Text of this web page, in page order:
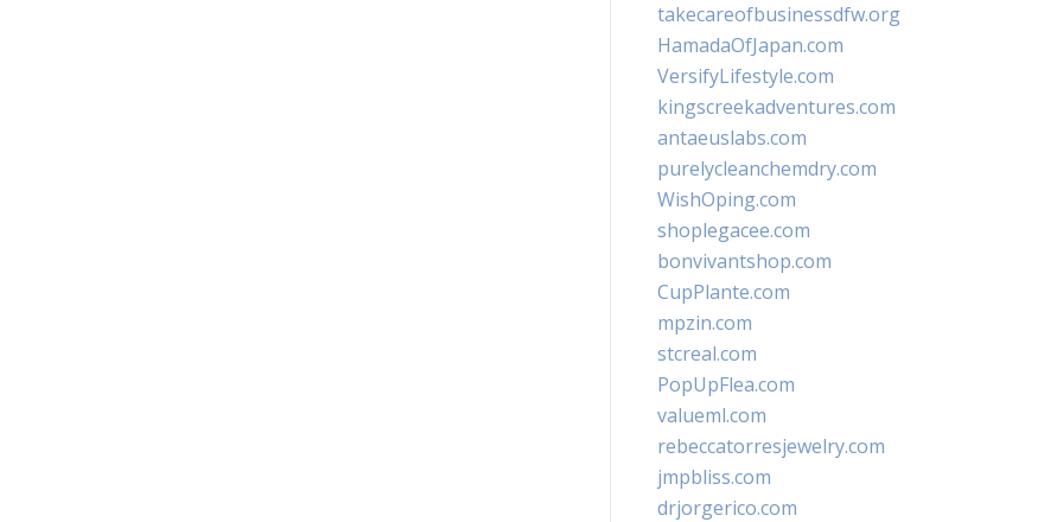
takecareofbusinessdfw.org
HamadaOfJapan.com
VersifyLifestyle.com
kingscreekadventures.com
antaeuslabs.com
purelycleanchemdry.com
WishOping.com
shoplegacee.com
bonvivantshop.com
CupPlante.com
mpzin.com
stcreal.com
PopUpFlea.com
valueml.com
rebeccatorresjewelry.com
jmpbliss.com
drjorgerico.com